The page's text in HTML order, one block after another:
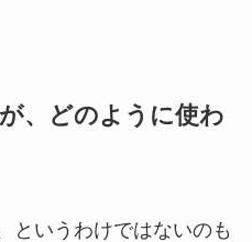
、どのように使わ
というわけではないのも